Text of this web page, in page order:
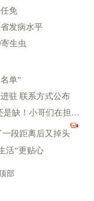
免
发病水平
生虫
单”
驻 联系方式公布
月均收入6803元 宁波外卖小哥还是缺！小哥们在担心什么？
段距离后又掉头
活”更贴心
部